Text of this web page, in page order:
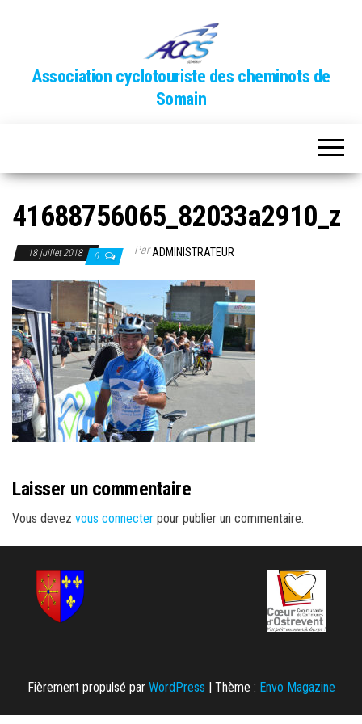
Association cyclotouriste des cheminots de
Somain
41688756065_82033a2910_z
18 juillet 2018 0 ParADMINISTRATEUR
Laisser un commentaire
Vous devez vous connecter pour publier un commentaire.
Fièrement propulsé par WordPress | Thème : Envo Magazine